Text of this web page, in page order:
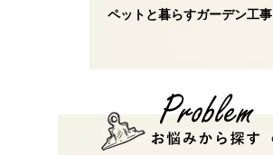
ペットと暮らすガーデン工事